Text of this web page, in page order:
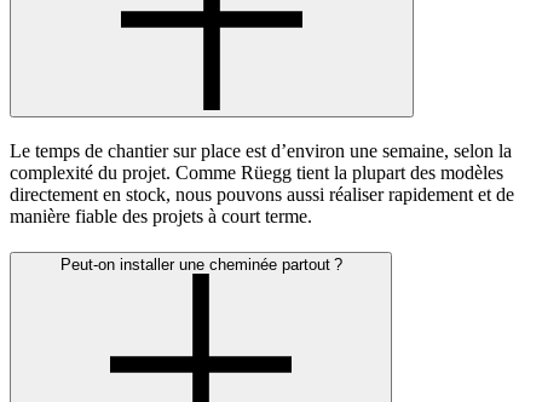
Le temps de chantier sur place est d’environ une semaine, selon la
complexité du projet. Comme Rüegg tient la plupart des modèles
directement en stock, nous pouvons aussi réaliser rapidement et de
manière fiable des projets à court terme.
Peut-on installer une cheminée partout ?